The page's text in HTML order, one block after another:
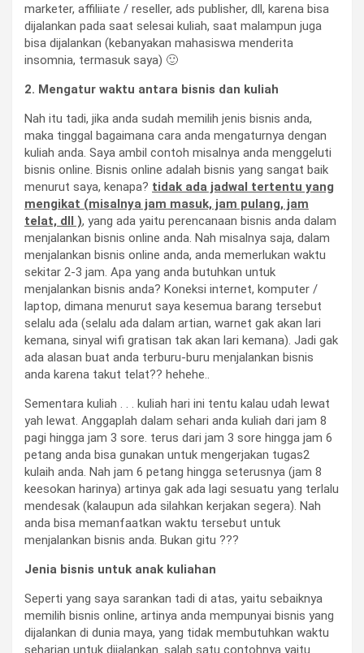
marketer, affiliiate / reseller, ads publisher, dll, karena bisa
dijalankan pada saat selesai kuliah, saat malampun juga
bisa dijalankan (kebanyakan mahasiswa menderita
insomnia, termasuk saya) 🙂
2. Mengatur waktu antara bisnis dan kuliah
Nah itu tadi, jika anda sudah memilih jenis bisnis anda,
maka tinggal bagaimana cara anda mengaturnya dengan
kuliah anda. Saya ambil contoh misalnya anda menggeluti
bisnis online. Bisnis online adalah bisnis yang sangat baik
menurut saya, kenapa? tidak ada jadwal tertentu yang
mengikat (misalnya jam masuk, jam pulang, jam
telat, dll ), yang ada yaitu perencanaan bisnis anda dalam
menjalankan bisnis online anda. Nah misalnya saja, dalam
menjalankan bisnis online anda, anda memerlukan waktu
sekitar 2-3 jam. Apa yang anda butuhkan untuk
menjalankan bisnis anda? Koneksi internet, komputer /
laptop, dimana menurut saya kesemua barang tersebut
selalu ada (selalu ada dalam artian, warnet gak akan lari
kemana, sinyal wifi gratisan tak akan lari kemana). Jadi gak
ada alasan buat anda terburu-buru menjalankan bisnis
anda karena takut telat?? hehehe..
Sementara kuliah . . . kuliah hari ini tentu kalau udah lewat
yah lewat. Anggaplah dalam sehari anda kuliah dari jam 8
pagi hingga jam 3 sore. terus dari jam 3 sore hingga jam 6
petang anda bisa gunakan untuk mengerjakan tugas2
kulaih anda. Nah jam 6 petang hingga seterusnya (jam 8
keesokan harinya) artinya gak ada lagi sesuatu yang terlalu
mendesak (kalaupun ada silahkan kerjakan segera). Nah
anda bisa memanfaatkan waktu tersebut untuk
menjalankan bisnis anda. Bukan gitu ???
Jenia bisnis untuk anak kuliahan
Seperti yang saya sarankan tadi di atas, yaitu sebaiknya
memilih bisnis online, artinya anda mempunyai bisnis yang
dijalankan di dunia maya, yang tidak membutuhkan waktu
seharian untuk dijalankan. salah satu contohnya yaitu